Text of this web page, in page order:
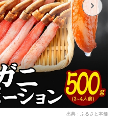
出典：ふるさと本舗